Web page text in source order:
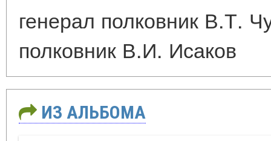
генерал полковник В.Т.
полковник В.И. Исаков
ИЗ АЛЬБОМА